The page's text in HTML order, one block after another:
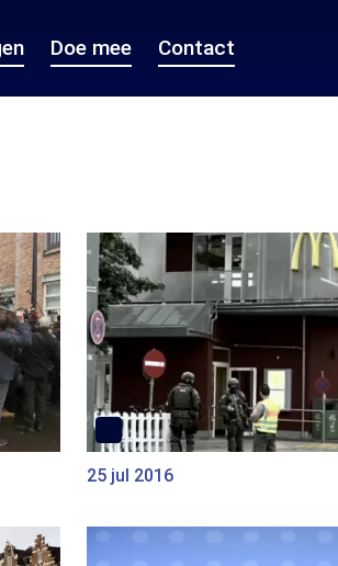
Doe mee Contact
25 jul 2016